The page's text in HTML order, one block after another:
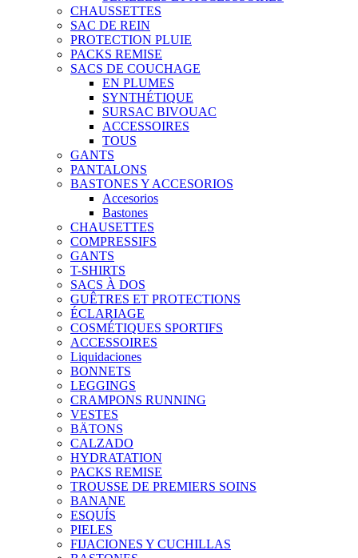
CHAUSSETTES
SAC DE REIN
PROTECTION PLUIE
PACKS REMISE
SACS DE COUCHAGE
EN PLUMES
SYNTHÉTIQUE
SURSAC BIVOUAC
ACCESSOIRES
TOUS
GANTS
PANTALONS
BASTONES Y ACCESORIOS
Accesorios
Bastones
CHAUSETTES
COMPRESSIFS
GANTS
T-SHIRTS
SACS À DOS
GUÊTRES ET PROTECTIONS
ÉCLARIAGE
COSMÉTIQUES SPORTIFS
ACCESSOIRES
Liquidaciones
BONNETS
LEGGINGS
CRAMPONS RUNNING
VESTES
BÄTONS
CALZADO
HYDRATATION
PACKS REMISE
TROUSSE DE PREMIERS SOINS
BANANE
ESQUÍS
PIELES
FIJACIONES Y CUCHILLAS